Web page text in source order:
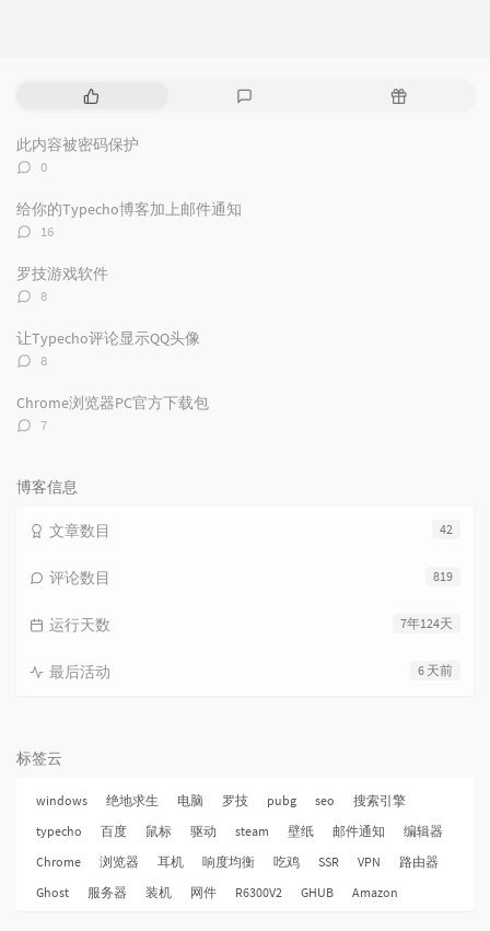
热
文
章
随
此内容被密码保护
评
数：
0
给你的Typecho博客加上邮件通知
评
数：
16
罗技游戏软件
评
数：
8
让Typecho评论显示QQ头像
评
数：
8
Chrome浏览器PC官方下载包
评
7
博客信息
42
文章数目
819
评论数目
7年124天
运行天数
6 天前
最后活动
标签云
windows 绝地求生 电脑 罗技 pubg seo
搜索引擎
typecho
百度 鼠标 驱动 steam 壁纸 邮件通知
编辑器
Chrome
浏览器 耳机 响度均衡 吃鸡 SSR VPN
路由器
Ghost
服务器 装机 网件 R6300V2 GHUB Amazon